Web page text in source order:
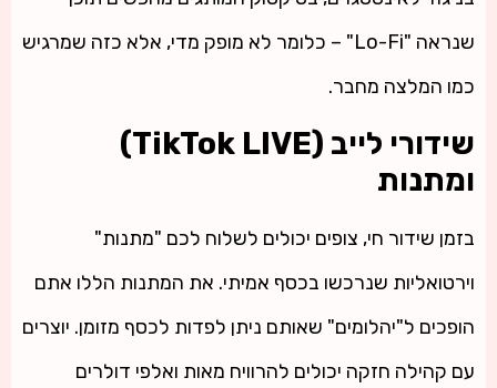
שנראה "Lo-Fi" – כלומר לא מופק מדי, אלא כזה שמרגיש
כמו המלצה מחבר.
שידורי לייב (TikTok LIVE)
ומתנות
בזמן שידור חי, צופים יכולים לשלוח לכם "מתנות"
וירטואליות שנרכשו בכסף אמיתי. את המתנות הללו אתם
הופכים ל"יהלומים" שאותם ניתן לפדות לכסף מזומן. יוצרים
עם קהילה חזקה יכולים להרוויח מאות ואלפי דולרים